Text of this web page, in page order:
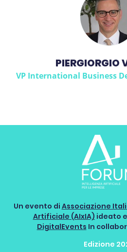
PIERGIORGIO
VP International Business
Un evento di Associazione
Artificiale (AIxIA) ideato
DigitalEvents In
Edizione